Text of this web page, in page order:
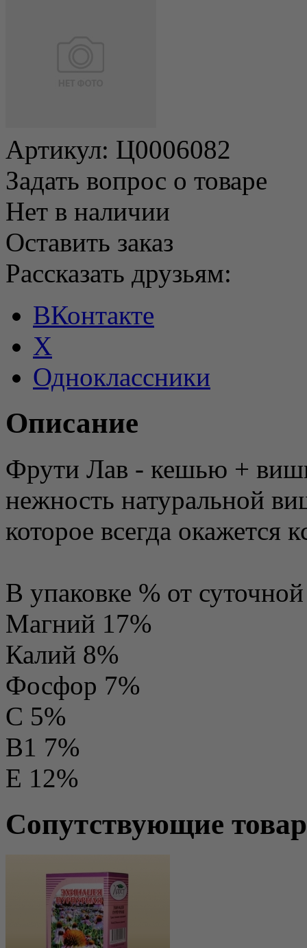
Артикул: Ц0006082
Задать вопрос о товаре
Нет в наличии
Оставить заказ
Рассказать друзьям:
ВКонтакте
X
Одноклассники
Описание
Фрути Лав - кешью +
нежность натуральной
которое всегда окажется
В упаковке % от
Магний 17%
Калий 8%
Фосфор 7%
С 5%
B1 7%
E 12%
Сопутствующие